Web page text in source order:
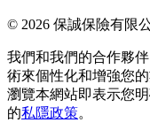
© 2026 保誠保險有限
我們和我們的合作夥
術來個性化和增強您
瀏覽本網站即表示您
的私隱政策。